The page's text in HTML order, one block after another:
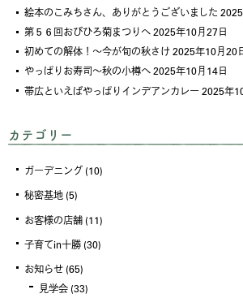
絵本のこみちさん、ありがとうございました
第５６回おびひろ菊まつりへ2025年10月27日
初めての解体！～今が旬の秋さけ2025年10月20
やっぱりお寿司～秋の小樽へ2025年10月14日
帯広といえばやっぱりインデアンカレー2025年
カテゴリー
ガーデニング (10)
秘密基地 (5)
お客様の店舗 (11)
子育てin十勝 (30)
お知らせ (65)
見学会 (33)